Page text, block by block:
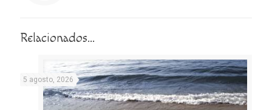
Relacionados...
5 agosto, 2026